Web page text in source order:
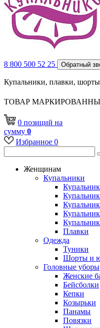
8 800 500 52 25 Обратный
Купальники, плавки,
ТОВАР
0 позиций на
сумму 0
Избранное 0
Женщинам
Купальники
Плавки
Одежда
Туники
Шорты и
Головные уборы
Женские
Бейсболки
Кепки
Козырьки
Панамы
Повязки